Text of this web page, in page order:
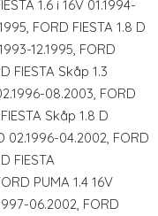
1.6 i 16V 01.1994-
FORD FIESTA 1.8 D
12.1995, FORD
FIESTA Skåp 1.3
08.2003, FORD
Skåp 1.8 D
02.1996-04.2002, FORD
FIESTA
PUMA 1.4 16V
06.2002, FORD